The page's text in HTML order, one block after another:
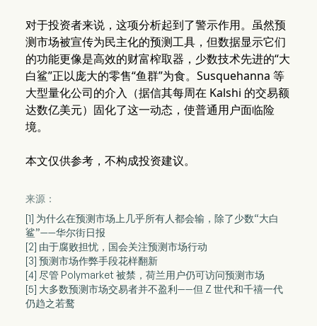
对于投资者来说，这项分析起到了警示作用。虽然预
测市场被宣传为民主化的预测工具，但数据显示它们
的功能更像是高效的财富榨取器，少数技术先进的“大
白鲨”正以庞大的零售“鱼群”为食。Susquehanna 等
大型量化公司的介入（据信其每周在 Kalshi 的交易额
达数亿美元）固化了这一动态，使普通用户面临险
境。
本文仅供参考，不构成投资建议。
来源：
[1] 为什么在预测市场上几乎所有人都会输，除了少数“大白
鲨”——华尔街日报
[2] 由于腐败担忧，国会关注预测市场行动
[3] 预测市场作弊手段花样翻新
[4] 尽管 Polymarket 被禁，荷兰用户仍可访问预测市场
[5] 大多数预测市场交易者并不盈利——但 Z 世代和千禧一代
仍趋之若鹜